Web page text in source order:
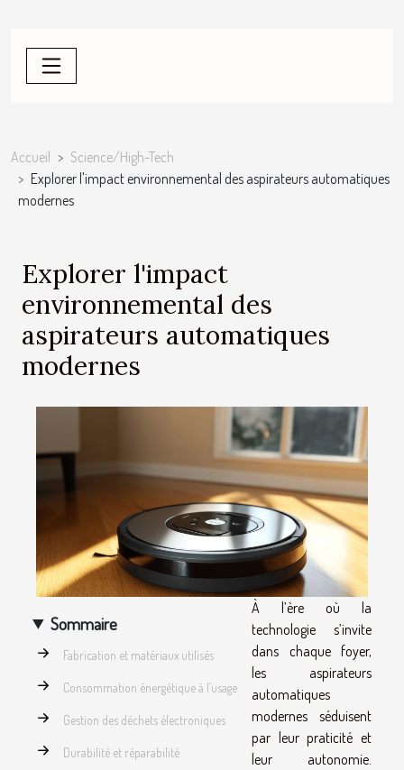
Accueil
Science/High-Tech
Explorer l'impact environnemental des aspirateurs automatiques
modernes
Explorer l'impact
environnemental des
aspirateurs automatiques
modernes
Sommaire
Fabrication et matériaux utilisés
Consommation énergétique à l’usage
Gestion des déchets électroniques
Durabilité et réparabilité
À l’ère où la
technologie s’invite
dans chaque foyer,
les aspirateurs
automatiques
modernes séduisent
par leur praticité et
leur autonomie.